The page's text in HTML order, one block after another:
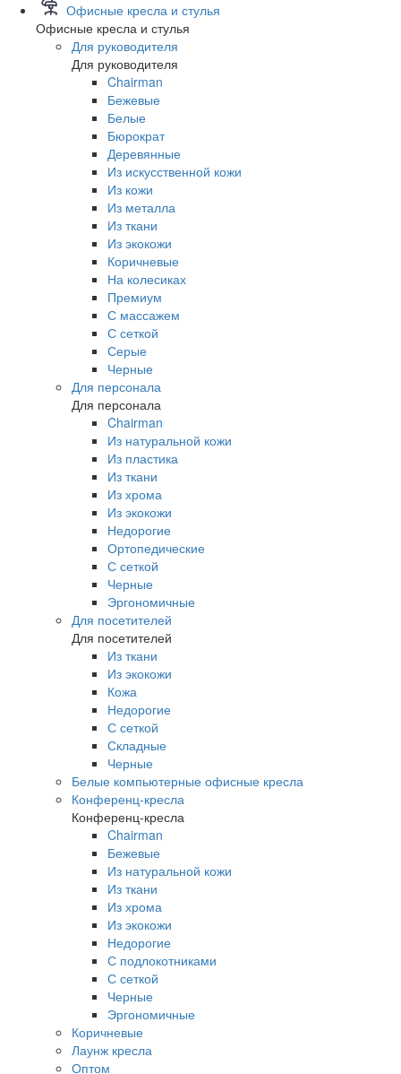
Офисные кресла и стулья
Офисные кресла и стулья
Для руководителя
Для руководителя
Chairman
Бежевые
Белые
Бюрократ
Деревянные
Из искусственной кожи
Из кожи
Из металла
Из ткани
Из экокожи
Коричневые
На колесиках
Премиум
С массажем
С сеткой
Серые
Черные
Для персонала
Для персонала
Chairman
Из натуральной кожи
Из пластика
Из ткани
Из хрома
Из экокожи
Недорогие
Ортопедические
С сеткой
Черные
Эргономичные
Для посетителей
Для посетителей
Из ткани
Из экокожи
Кожа
Недорогие
С сеткой
Складные
Черные
Белые компьютерные офисные кресла
Конференц-кресла
Конференц-кресла
Chairman
Бежевые
Из натуральной кожи
Из ткани
Из хрома
Из экокожи
Недорогие
С подлокотниками
С сеткой
Черные
Эргономичные
Коричневые
Лаунж кресла
Оптом